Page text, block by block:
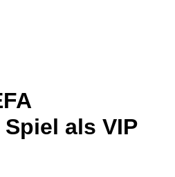
als VIP